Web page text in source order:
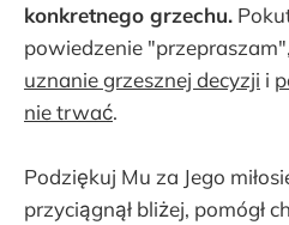
konkretnego grzechu.
powiedzenie
uznanie grzesznej decyzji i
nie trwać.
Podziękuj Mu za Jego
przyciągnął bliżej, pomógł